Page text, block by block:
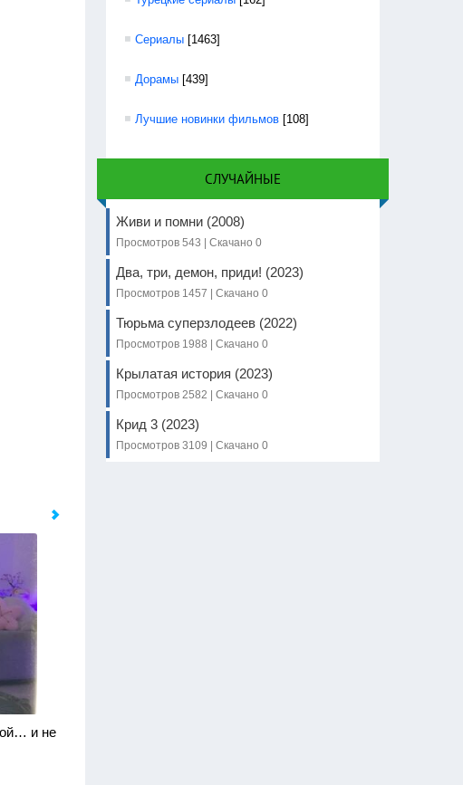
и не
Сериалы [1463]
Дорамы [439]
Лучшие новинки фильмов [108]
СЛУЧАЙНЫЕ
Живи и помни (2008)
Просмотров 543 | Скачано 0
Два, три, демон, приди! (2023)
Просмотров 1457 | Скачано 0
Тюрьма суперзлодеев (2022)
Просмотров 1988 | Скачано 0
Крылатая история (2023)
Просмотров 2582 | Скачано 0
Крид 3 (2023)
Просмотров 3109 | Скачано 0